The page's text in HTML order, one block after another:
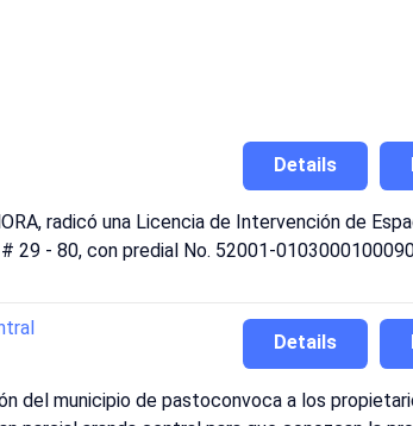
Details
radicó una Licencia de Intervención de
29 - 80, con predial No. 52001-
Details
del municipio de pastoconvoca a los